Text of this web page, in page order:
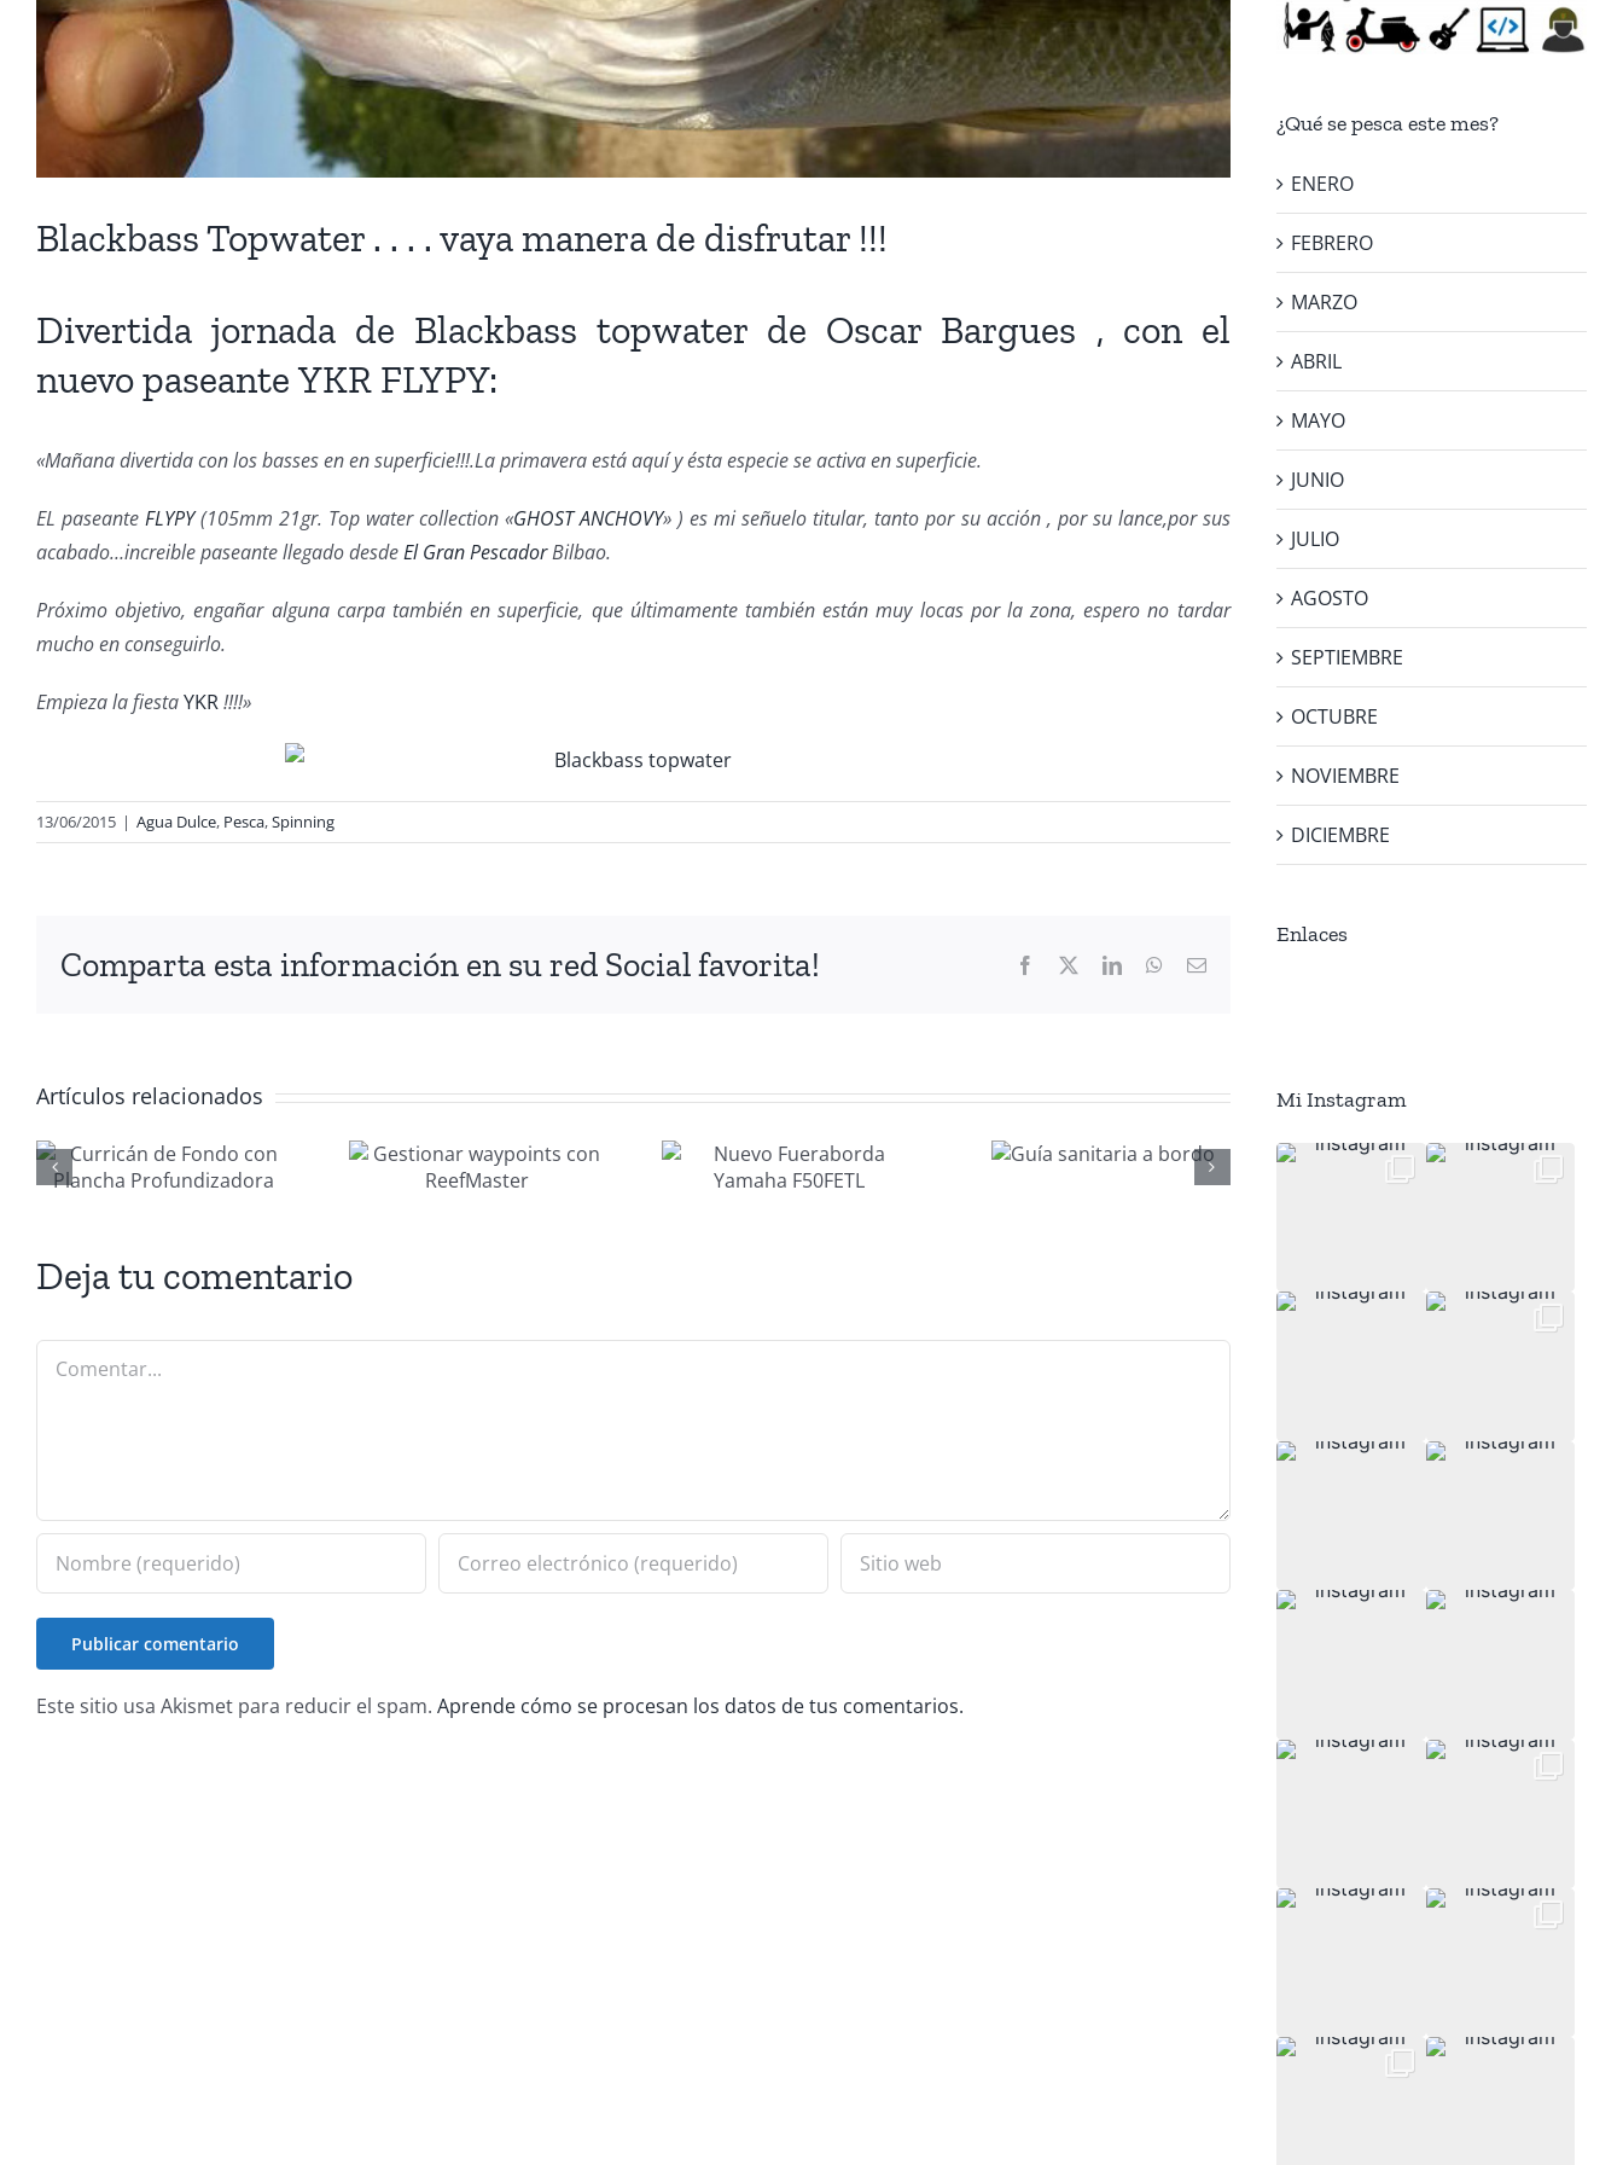
Blackbass Topwater . . . . vaya manera de disfrutar !!!
Divertida jornada de Blackbass topwater de Oscar Bargues , con el
nuevo paseanteYKR FLYPY:
«Mañana divertida con los basses en en superficie!!!.La primavera está aquí y ésta especie se activa en superficie.
EL paseanteFLYPY(105mm 21gr. Top water collection «GHOST ANCHOVY» ) es mi señuelo titular, tanto por su acción , por su lance,por sus
acabado…increible paseante llegado desdeEl Gran PescadorBilbao.
Próximo objetivo, engañar alguna carpa también en superficie, que últimamente también están muy locas por la zona, espero no tardar
mucho en conseguirlo.
Empieza la fiestaYKR!!!!»
13/06/2015 | Agua Dulce, Pesca,Spinning
Comparta esta información en su red Social favorita! Facebook
X LinkedInWhatsApp
Correo
Artículos relacionados
waypoints
ReefMaster
Fueraborda
sanitaria a
Deja tu comentario
Comentar
Este sitio usa Akismet para reducir el spam. Aprende cómo se procesan los datos de tus comentarios.
¿Qué se pesca este mes?
ENERO
FEBRERO
MARZO
ABRIL
MAYO
JUNIO
JULIO
AGOSTO
SEPTIEMBRE
OCTUBRE
NOVIEMBRE
DICIEMBRE
Enlaces
Mi Instagram